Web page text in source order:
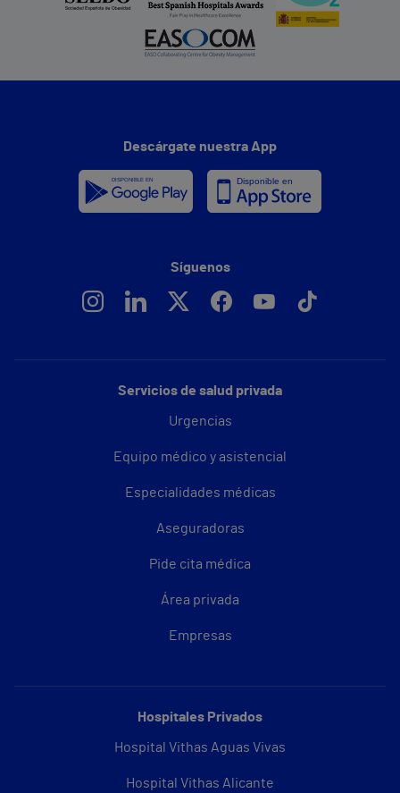
Servicios de salud privada
Urgencias
Equipo médico y asistencial
Especialidades médicas
Aseguradoras
Pide cita médica
Área privada
Empresas
Hospitales Privados
Hospital Vithas Aguas Vivas
Hospital Vithas Alicante
Descárgate nuestra App
Síguenos